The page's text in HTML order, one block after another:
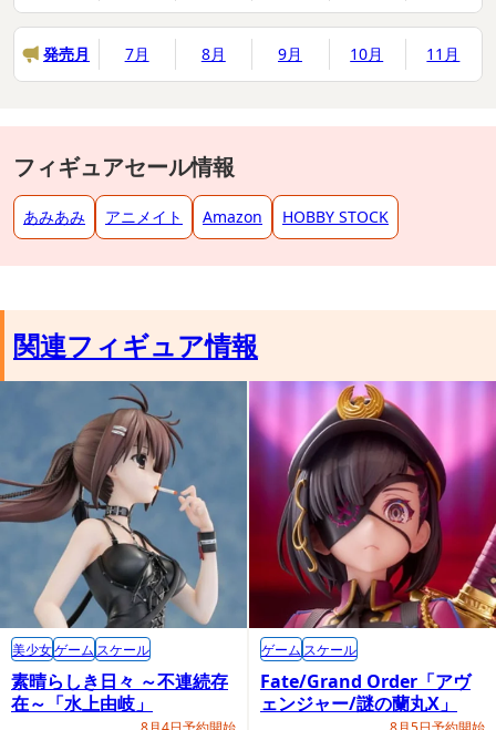
発売月 7月 8月 9月 10月 11月
フィギュアセール情報
あみあみ アニメイト Amazon HOBBY STOCK
関連フィギュア情報
素晴らしき日々 ～不連続存
在～「水上由岐」
美少女ゲーム スケール
Fate/Grand Order「アヴ
ェンジャー/謎の蘭丸X」
ゲーム スケール